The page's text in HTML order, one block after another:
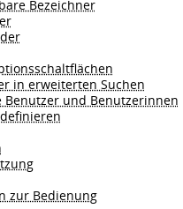
Bezeichner
in erweiterten Suchen
und Benutzerinnen
zur Bedienung